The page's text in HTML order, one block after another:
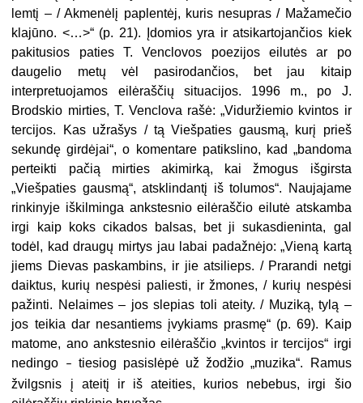
lemtį – / Akmenėlį paplentėj, kuris nesupras / Mažamečio
klajūno. <…>“ (p. 21). Įdomios yra ir atsikartojančios kiek
pakitusios paties T. Venclovos poezijos eilutės ar po
daugelio metų vėl pasirodančios, bet jau kitaip
interpretuojamos eilėraščių situacijos. 1996 m., po J.
Brodskio mirties, T. Venclova rašė: „Viduržiemio kvintos ir
tercijos. Kas užrašys / tą Viešpaties gausmą, kurį prieš
sekundę girdėjai“, o komentare patikslino, kad „bandoma
perteikti pačią mirties akimirką, kai žmogus išgirsta
„Viešpaties gausmą“, atsklindantį iš tolumos“. Naujajame
rinkinyje iškilminga ankstesnio eilėraščio eilutė atskamba
irgi kaip koks cikados balsas, bet ji sukasdieninta, gal
todėl, kad draugų mirtys jau labai padažnėjo: „Vieną kartą
jiems Dievas paskambins, ir jie atsilieps. / Prarandi netgi
daiktus, kurių nespėsi paliesti, ir žmones, / kurių nespėsi
pažinti. Nelaimes – jos slepias toli ateity. / Muziką, tylą –
jos teikia dar nesantiems įvykiams prasmę“ (p. 69). Kaip
matome, ano ankstesnio eilėraščio „kvintos ir tercijos“ irgi
nedingo
– tiesiog pasislėpė už žodžio „muzika“. Ramus
žvilgsnis į ateitį ir iš ateities, kurios nebebus, irgi šio